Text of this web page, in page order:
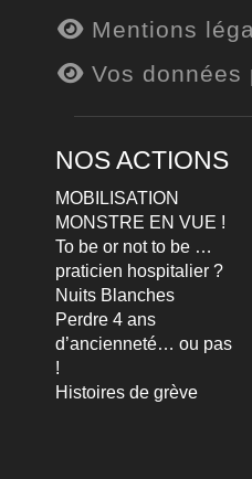
Mentions
Vos données
NOS ACTIONS
MOBILISATION
MONSTRE EN VUE !
To be or not to be …
praticien hospitalier ?
Nuits Blanches
Perdre 4 ans
d’ancienneté… ou pas
!
Histoires de grève